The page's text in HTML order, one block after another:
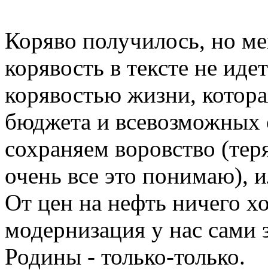
Коряво получилось, но
корявость в тексте не
корявостью жизни,
бюджета и
сохраняем воровство
очень все это понимаю),
От цен на нефть ничего
модернизация у нас сами
Родины - только-только.